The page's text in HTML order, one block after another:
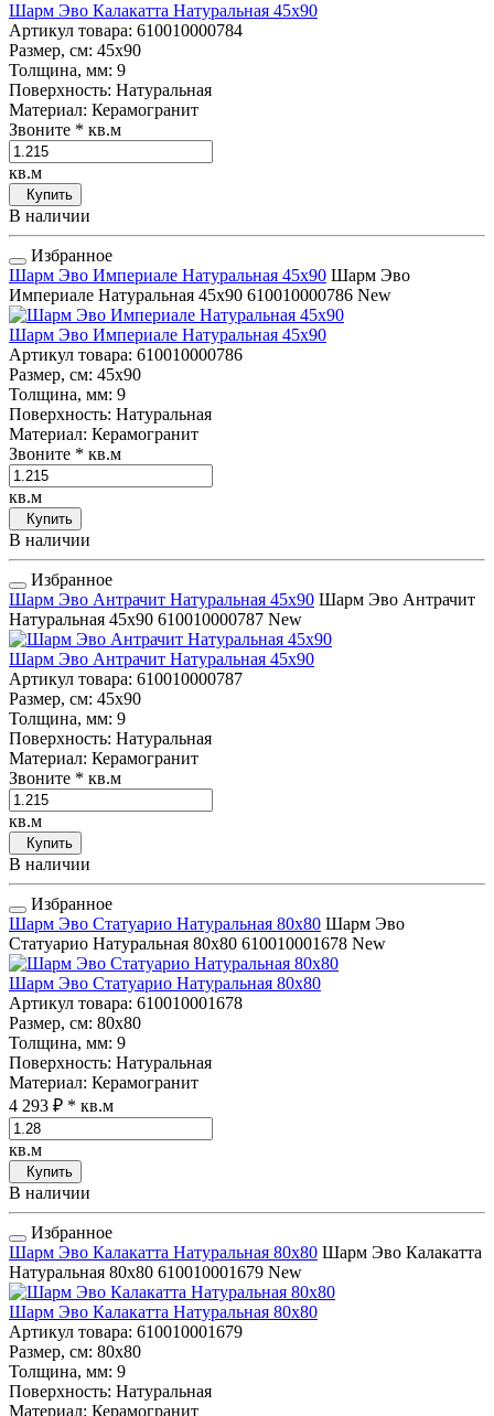
Шарм Эво Калакатта Натуральная 45x90
Артикул товара: 610010000784
Размер, см: 45x90
Толщина, мм: 9
Поверхность: Натуральная
Материал: Керамогранит
Звоните * кв.м
кв.м
Купить
В наличии
Избранное
Шарм Эво Империале Натуральная 45x90 Шарм Эво
Империале Натуральная 45x90 610010000786 New
Шарм Эво Империале Натуральная 45x90
Артикул товара: 610010000786
Размер, см: 45x90
Толщина, мм: 9
Поверхность: Натуральная
Материал: Керамогранит
Звоните * кв.м
кв.м
Купить
В наличии
Избранное
Шарм Эво Антрачит Натуральная 45x90 Шарм Эво Антрачит
Натуральная 45x90 610010000787 New
Шарм Эво Антрачит Натуральная 45x90
Артикул товара: 610010000787
Размер, см: 45x90
Толщина, мм: 9
Поверхность: Натуральная
Материал: Керамогранит
Звоните * кв.м
кв.м
Купить
В наличии
Избранное
Шарм Эво Статуарио Натуральная 80x80 Шарм Эво
Статуарио Натуральная 80x80 610010001678 New
Шарм Эво Статуарио Натуральная 80x80
Артикул товара: 610010001678
Размер, см: 80x80
Толщина, мм: 9
Поверхность: Натуральная
Материал: Керамогранит
4 293 ₽ * кв.м
кв.м
Купить
В наличии
Избранное
Шарм Эво Калакатта Натуральная 80x80 Шарм Эво Калакатта
Натуральная 80x80 610010001679 New
Шарм Эво Калакатта Натуральная 80x80
Артикул товара: 610010001679
Размер, см: 80x80
Толщина, мм: 9
Поверхность: Натуральная
Материал: Керамогранит